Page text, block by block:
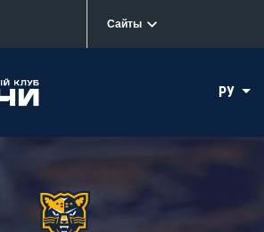
Сайты
РУ